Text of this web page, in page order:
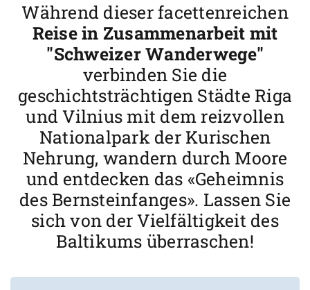
Während dieser facettenreichen
Reise in Zusammenarbeit mit
"Schweizer Wanderwege"
verbinden Sie die
geschichtsträchtigen Städte Riga
und Vilnius mit dem reizvollen
Nationalpark der Kurischen
Nehrung, wandern durch Moore
und entdecken das «Geheimnis
des Bernsteinfanges». Lassen Sie
sich von der Vielfältigkeit des
Baltikums überraschen!